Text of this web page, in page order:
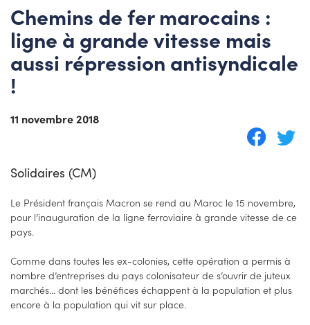
Chemins de fer marocains :
ligne à grande vitesse mais
aussi répression antisyndicale
!
11 novembre 2018
Solidaires (CM)
Le Président français Macron se rend au Maroc le 15 novembre,
pour l’inauguration de la ligne ferroviaire à grande vitesse de ce
pays.
Comme dans toutes les ex-colonies, cette opération a permis à
nombre d’entreprises du pays colonisateur de s’ouvrir de juteux
marchés... dont les bénéfices échappent à la population et plus
encore à la population qui vit sur place.